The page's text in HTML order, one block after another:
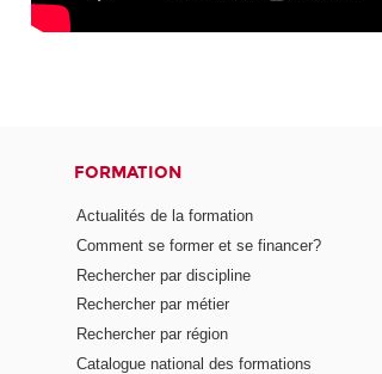
FORMATION
Actualités de la formation
Comment se former et se financer?
Rechercher par discipline
Rechercher par métier
Rechercher par région
Catalogue national des formations